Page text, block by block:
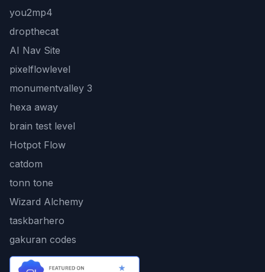
you2mp4
dropthecat
AI Nav Site
pixelflowlevel
monumentvalley 3
hexa away
brain test level
Hotpot Flow
catdom
tonn tone
Wizard Alchemy
taskbarhero
gakuran codes